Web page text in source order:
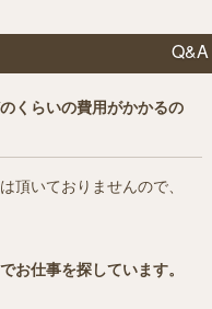
Q&A
くらいの費用がかかるの
頂いておりませんので、
お仕事を探しています。